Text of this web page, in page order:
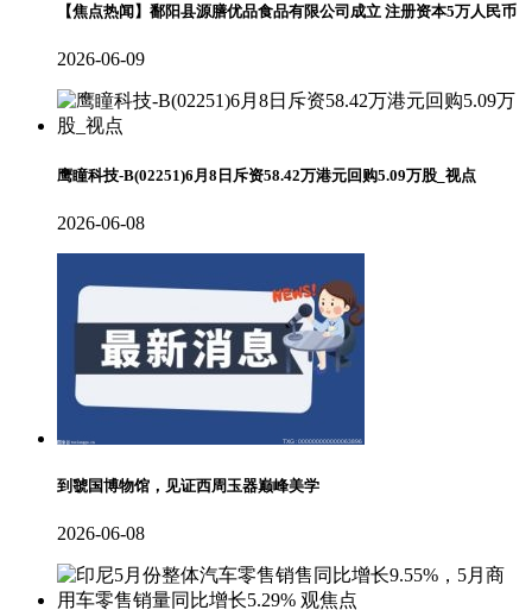
【焦点热闻】鄱阳县源膳优品食品有限公司成立 注册资本5万人民币
2026-06-09
鹰瞳科技-B(02251)6月8日斥资58.42万港元回购5.09万股_视点
2026-06-08
到虢国博物馆，见证西周玉器巅峰美学
2026-06-08